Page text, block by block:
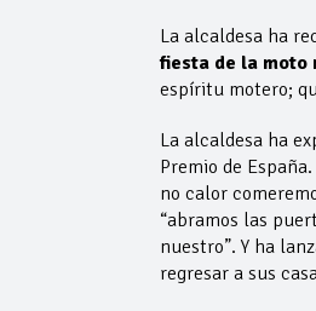
La alcaldesa ha
fiesta de la moto
espíritu motero;
La alcaldesa ha
Premio de España.
no calor
“abramos las
nuestro”. Y ha
regresar a sus